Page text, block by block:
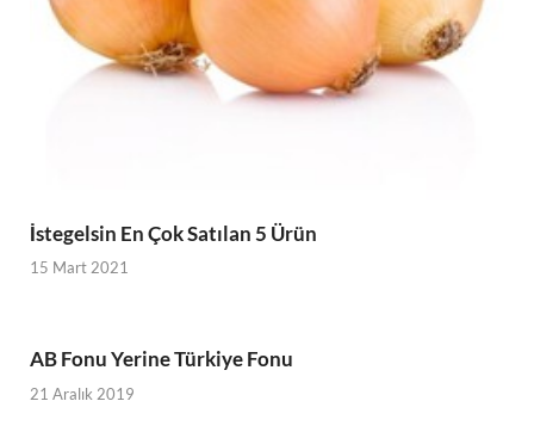
İstegelsin En Çok Satılan 5 Ürün
15 Mart 2021
AB Fonu Yerine Türkiye Fonu
21 Aralık 2019